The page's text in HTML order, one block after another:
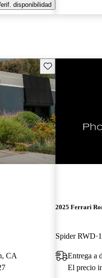
disponibilidad
Guarda este Aviso
CA
2025 Ferrari
Spider RWD
Entrega a
El precio